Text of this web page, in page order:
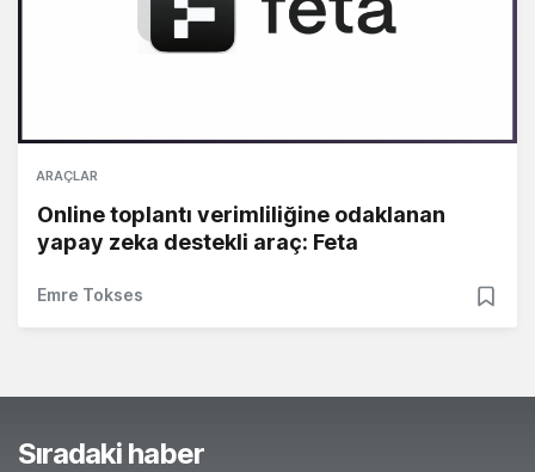
ARAÇLAR
Online toplantı verimliliğine odaklanan
yapay zeka destekli araç: Feta
Emre Tokses
Sıradaki haber